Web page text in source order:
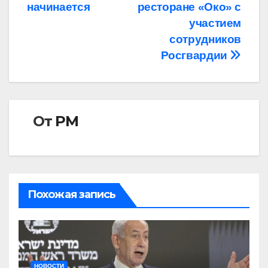
ресторане «Око» с
участием
сотрудников
Росгвардии
начинается
От РМ
Похожая запись
НОВОСТИ